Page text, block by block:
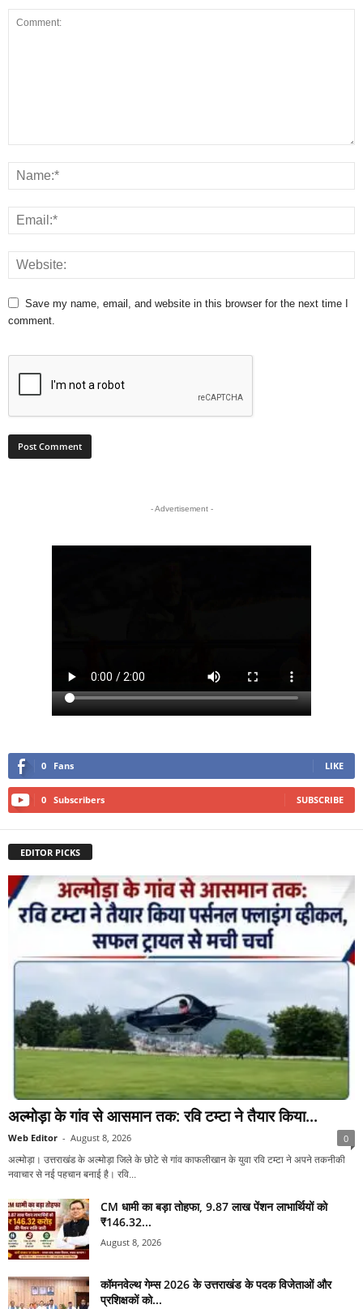
Save my name, email, and website in this browser for the next time I
comment.
- Advertisement -
0 Fans LIKE
0 Subscribers SUBSCRIBE
EDITOR PICKS
अल्मोड़ा के गांव से आसमान तक: रवि टम्टा ने तैयार किया...
Web Editor - August 8, 2026 0
अल्मोड़ा। उत्तराखंड के अल्मोड़ा जिले के छोटे से गांव काफलीखान के युवा रवि टम्टा ने अपने तकनीकी
नवाचार से नई पहचान बनाई है। रवि...
CM धामी का बड़ा तोहफा, 9.87 लाख पेंशन लाभार्थियों को
₹146.32...
August 8, 2026
कॉमनवेल्थ गेम्स 2026 के उत्तराखंड के पदक विजेताओं और
प्रशिक्षकों को...